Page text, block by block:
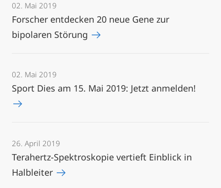
02. Mai 2019
Forscher entdecken 20 neue Gene zur
bipolaren Störung
02. Mai 2019
Sport Dies am 15. Mai 2019: Jetzt anmelden!
26. April 2019
Terahertz-Spektroskopie vertieft Einblick in
Halbleiter